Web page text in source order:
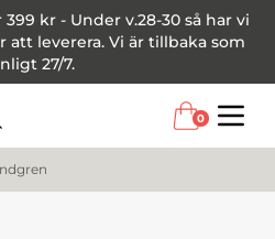
399 kr - Under v.28-30 så har vi
leverera. Vi är tillbaka som
27/7.
0